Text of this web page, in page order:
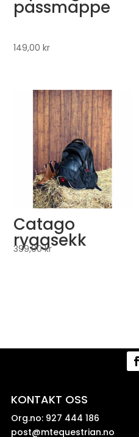
passmappe
149,00kr
Catago
ryggsekk
399,00kr
KONTAKT OSS
Org.no: 927 444 186
post@mtequestrian.no